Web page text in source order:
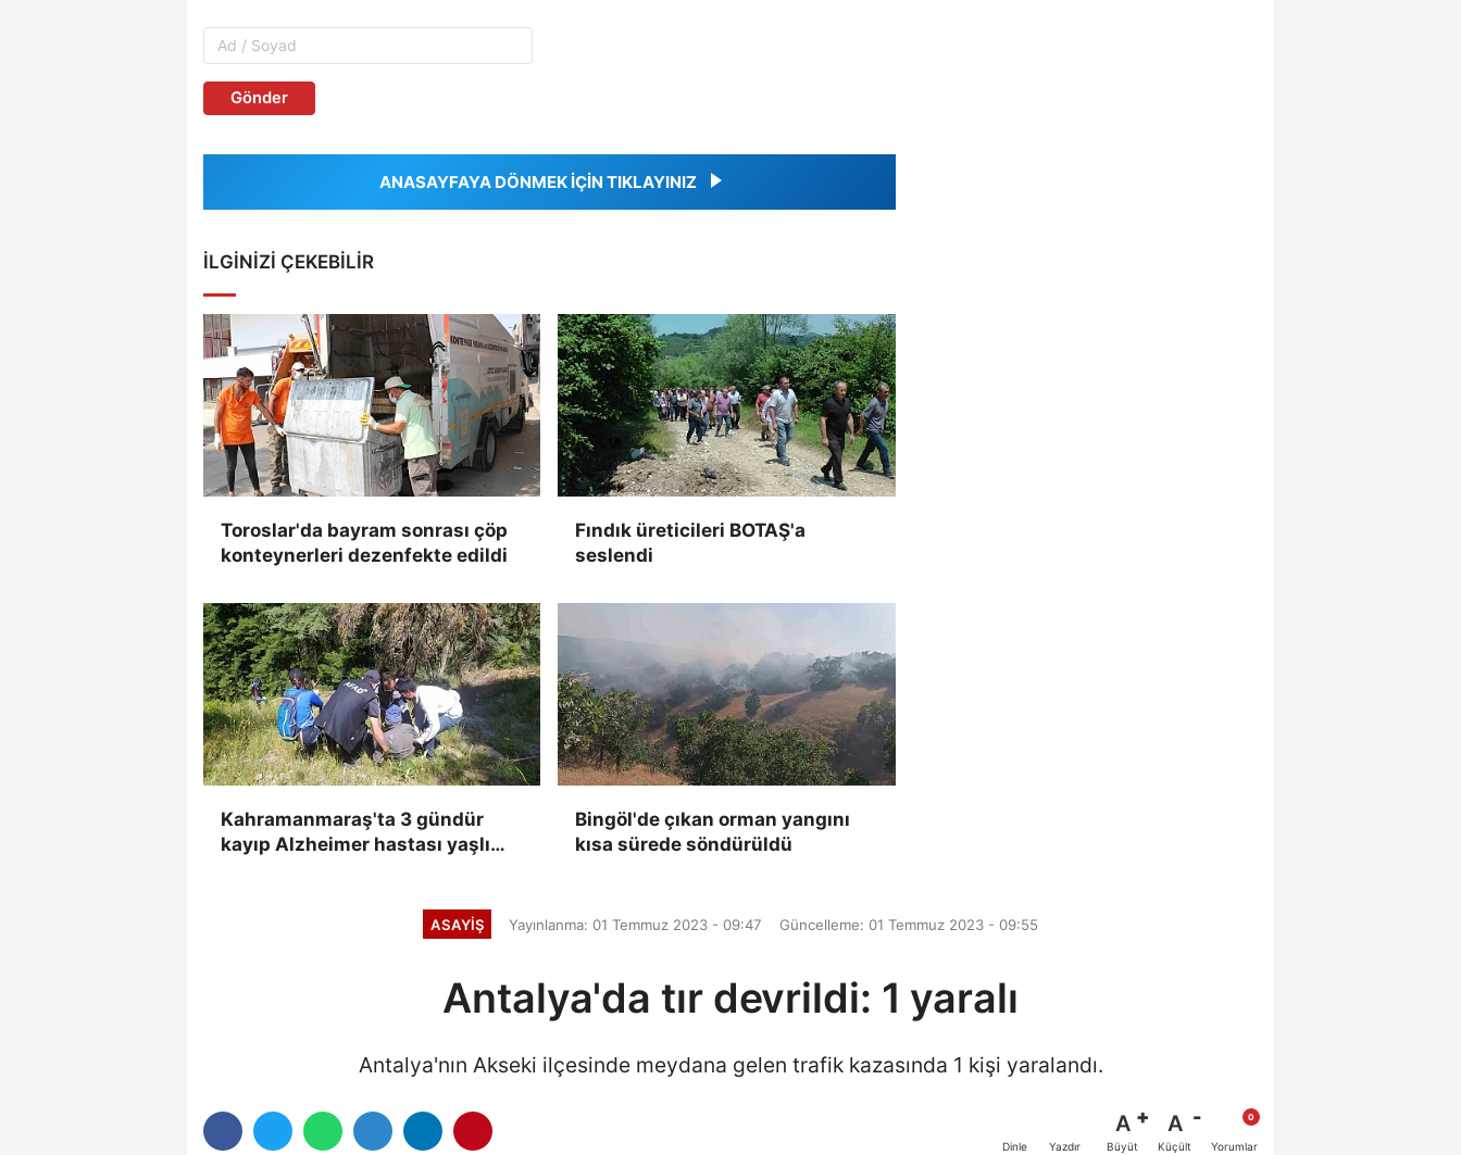
Gönder
ANASAYFAYA DÖNMEK İÇİN TIKLAYINIZ
İLGINIZI ÇEKEBILIR
Toroslar'da bayram sonrası çöp
konteynerleri dezenfekte edildi
Fındık üreticileri BOTAŞ'a
seslendi
Kahramanmaraş'ta 3 gündür
kayıp Alzheimer hastası yaşlı
Bingöl'de çıkan orman yangını
kısa sürede söndürüldü
ASAYİŞ Yayınlanma: 01 Temmuz 2023 - 09:47 Güncelleme: 01 Temmuz 2023 - 09:55
Antalya'da tır devrildi: 1 yaralı
Antalya'nın Akseki ilçesinde meydana gelen trafik kazasında 1 kişi yaralandı.
Dinle Yazdır
A
Büyüt
A
Küçült Yorumlar